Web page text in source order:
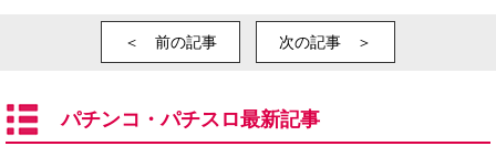
＜ 前の記事 次の記事 ＞
パチンコ・パチスロ最新記事